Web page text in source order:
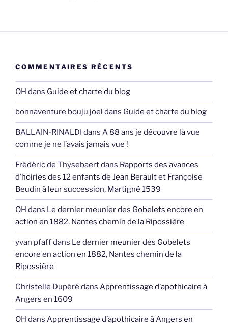
COMMENTAIRES RÉCENTS
OH dans Guide et charte du blog
bonnaventure bouju joel dans Guide et charte du blog
BALLAIN-RINALDI dans A 88 ans je découvre la vue
comme je ne l’avais jamais vue !
Frédéric de Thysebaertdans Rapports des avances
d’hoiries des 12 enfants de Jean Berault et Françoise
Beudin à leur succession, Martigné 1539
OH dans Le dernier meunier des Gobelets encore en
action en 1882, Nantes chemin de la Ripossière
yvan pfaffdans Le dernier meunier des Gobelets
encore en action en 1882, Nantes chemin de la
Ripossière
Christelle Dupéré dans Apprentissage d’apothicaire à
Angers en 1609
OH dans Apprentissage d’apothicaire à Angers en